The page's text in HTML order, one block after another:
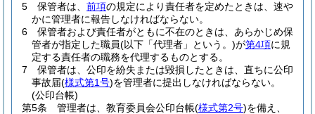
5
保管者は、 前項の規定により責任者を定めたときは、速や
かに管理者に報告しなければならない。
6
保管者および責任者がともに不在のときは、あらかじめ保
管者が指定した職員(以下「代理者」という。)が第4項に規
定する責任者の職務を代理するものとする。
7
保管者は、公印を紛失または毀損したときは、直ちに公印
事故届(様式第1号)を管理者に提出しなければならない。
(公印台帳)
第5条
管理者は、教育委員会公印台帳(様式第2号)を備え、